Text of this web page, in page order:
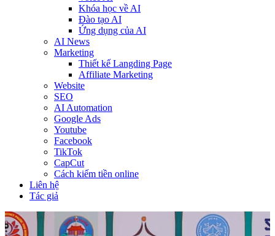
Khóa học về AI
Đào tạo AI
Ứng dụng của AI
AI News
Marketing
Thiết kế Langding Page
Affiliate Marketing
Website
SEO
AI Automation
Google Ads
Youtube
Facebook
TikTok
CapCut
Cách kiếm tiền online
Liên hệ
Tác giả